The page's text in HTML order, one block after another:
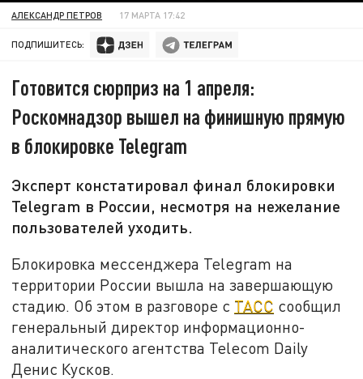
АЛЕКСАНДР ПЕТРОВ 17 МАРТА 17:42
ПОДПИШИТЕСЬ:
Готовится сюрприз на 1 апреля:
Роскомнадзор вышел на финишную прямую
в блокировке Telegram
Эксперт констатировал финал блокировки
Telegram в России, несмотря на нежелание
пользователей уходить.
Блокировка мессенджера Telegram на
территории России вышла на завершающую
стадию. Об этом в разговоре с ТАСС сообщил
генеральный директор информационно-
аналитического агентства Telecom Daily
Денис Кусков.